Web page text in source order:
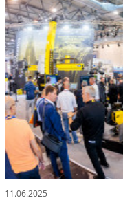
11.06.2025